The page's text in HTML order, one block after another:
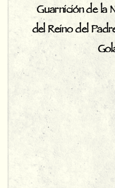
Guarnición de la
del Reino del